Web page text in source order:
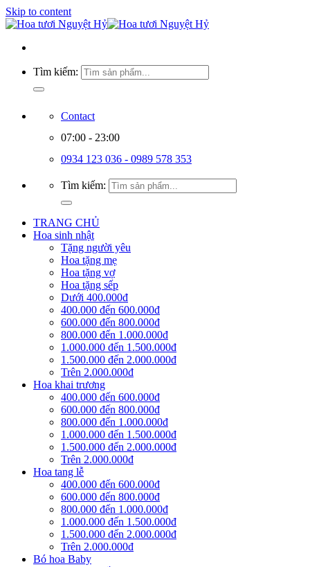
Skip to content
Tìm kiếm:
Contact
07:00 - 23:00
0934 123 036 - 0989 578 353
Tìm kiếm:
TRANG CHỦ
Hoa sinh nhật
Tặng người yêu
Hoa tặng mẹ
Hoa tặng vợ
Hoa tặng sếp
Dưới 400.000đ
400.000 đến 600.000đ
600.000 đến 800.000đ
800.000 đến 1.000.000đ
1.000.000 đến 1.500.000đ
1.500.000 đến 2.000.000đ
Trên 2.000.000đ
Hoa khai trương
400.000 đến 600.000đ
600.000 đến 800.000đ
800.000 đến 1.000.000đ
1.000.000 đến 1.500.000đ
1.500.000 đến 2.000.000đ
Trên 2.000.000đ
Hoa tang lễ
400.000 đến 600.000đ
600.000 đến 800.000đ
800.000 đến 1.000.000đ
1.000.000 đến 1.500.000đ
1.500.000 đến 2.000.000đ
Trên 2.000.000đ
Bó hoa Baby